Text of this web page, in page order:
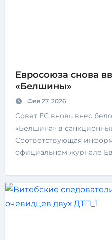
Евросоюза снова
«Белшины»
Фев 27, 2026
Совет ЕС вновь внес белорусскую компанию
«Белшина» в
Соответствующая
официальном журнале